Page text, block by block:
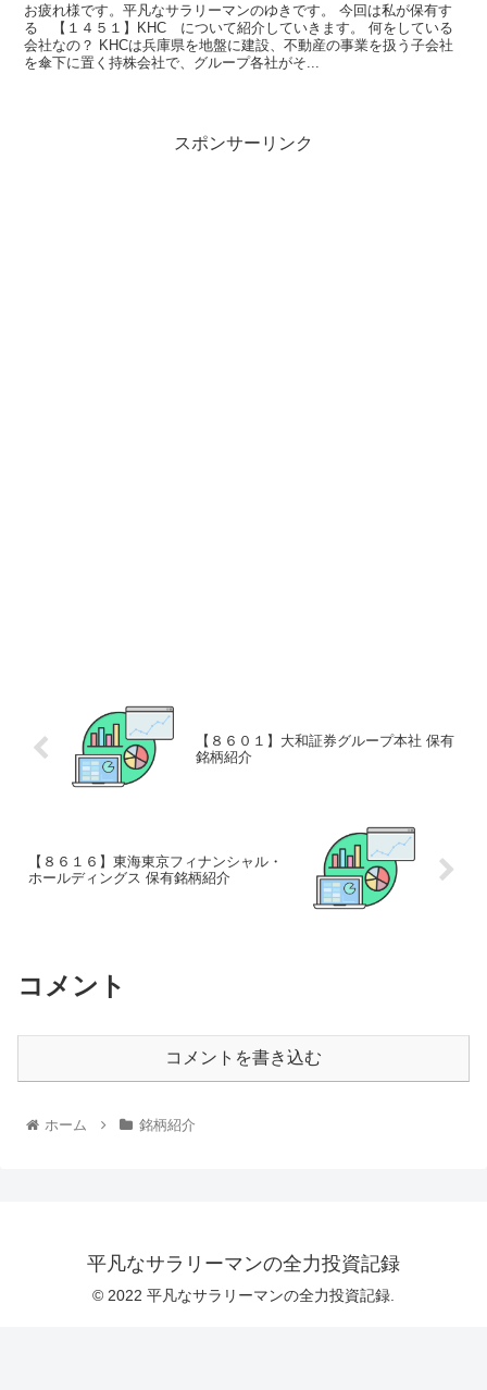
お疲れ様です。平凡なサラリーマンのゆきです。 今回は私が保有す
る 【１４５１】KHC について紹介していきます。 何をしている
会社なの？ KHCは兵庫県を地盤に建設、不動産の事業を扱う子会社
を傘下に置く持株会社で、グループ各社がそ...
スポンサーリンク
【８６０１】大和証券グループ本社 保有
銘柄紹介
【８６１６】東海東京フィナンシャル・
ホールディングス 保有銘柄紹介
コメント
コメントを書き込む
ホーム 銘柄紹介
平凡なサラリーマンの全力投資記録
© 2022 平凡なサラリーマンの全力投資記録.